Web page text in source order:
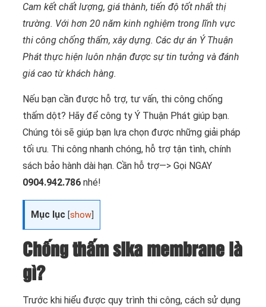
Cam kết chất lượng, giá thành, tiến độ tốt nhất thị
trường. Với hơn 20 năm kinh nghiệm trong lĩnh vực
thi công chống thấm, xây dựng. Các dự án Ý Thuận
Phát thực hiện luôn nhận được sự tin tưởng và đánh
giá cao từ khách hàng.
Nếu bạn cần được hỗ trợ, tư vấn, thi công chống
thấm dột? Hãy để công ty Ý Thuận Phát giúp bạn.
Chúng tôi sẽ giúp bạn lựa chọn được những giải pháp
tối ưu. Thi công nhanh chóng, hỗ trợ tận tình, chính
sách bảo hành dài hạn. Cần hỗ trợ—> Gọi NGAY
0904.942.786 nhé!
Mục lục [show
Chống thấm sika membrane là
gì?
Trước khi hiểu được quy trình thi công, cách sử dụng